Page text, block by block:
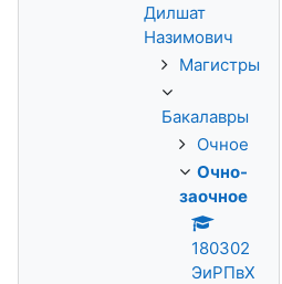
Дилшат
Назимович
Магистры
Бакалавры
Очное
Очно-
заочное
180302
ЭиРПвХ